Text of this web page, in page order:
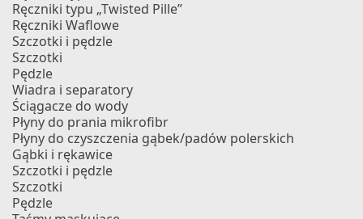
Ręczniki typu „Twisted Pille”
Ręczniki Waflowe
Szczotki i pędzle
Szczotki
Pędzle
Wiadra i separatory
Ściągacze do wody
Płyny do prania mikrofibr
Płyny do czyszczenia gąbek/padów polerskich
Gąbki i rękawice
Szczotki i pędzle
Szczotki
Pędzle